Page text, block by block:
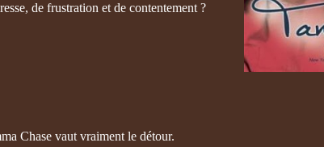
de frustration et de contentement ?
Chase vaut vraiment le détour.